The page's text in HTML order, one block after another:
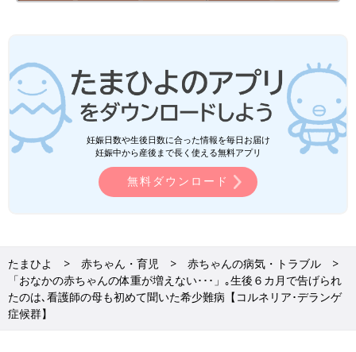
妊娠日数や生後日数に合った情報を毎日お届け
妊娠中から産後まで長く使える無料アプリ
無料ダウンロード
たまひよ 赤ちゃん・育児
赤ちゃんの病気・トラブル
「おなかの赤ちゃんの体重が増えない･･･」｡生後６カ月で告げられ
たのは､看護師の母も初めて聞いた希少難病【コルネリア･デランゲ
症候群】